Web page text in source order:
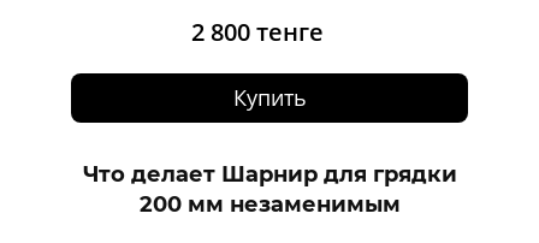
2 800 тенге
Купить
Что делает Шарнир для грядки
200 мм незаменимым